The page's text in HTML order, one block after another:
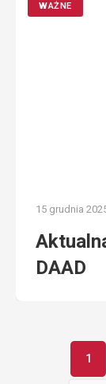
WAŻNE
15 grudnia
DAAD
1